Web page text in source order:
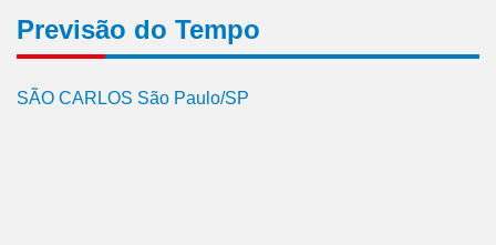
Previsão do Tempo
SÃO CARLOS São Paulo/SP